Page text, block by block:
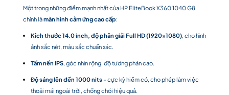
Một trong những điểm mạnh nhất của HP EliteBook X360 1040 G8
chính làmàn hình cảm ứng cao cấp:
Kích thước 14.0 inch, độ phân giải Full HD (1920×1080), cho hình
ảnh sắc nét, màu sắc chuẩn xác.
Tấm nền IPS, góc nhìn rộng, độ tương phản cao.
Độ sáng lên đến 1000 nits– cực kỳ hiếm có, cho phép làm việc
thoải mái ngoài trời, chống chói hiệu quả.